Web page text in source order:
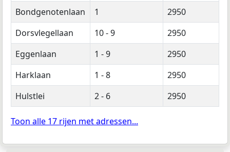
Bondgenotenlaan
1
2950
Dorsvlegellaan
10 - 9
2950
Eggenlaan
1 - 9
2950
Harklaan
1 - 8
2950
Hulstlei
2 - 6 2950
Toon alle 17 rijen met adressen...